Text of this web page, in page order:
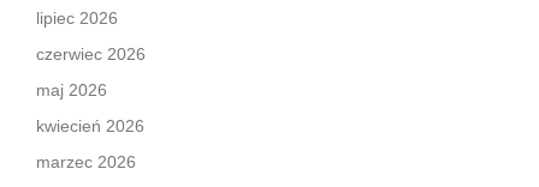
lipiec 2026
czerwiec 2026
maj 2026
kwiecień 2026
marzec 2026